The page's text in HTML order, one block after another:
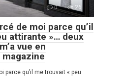
0 26
de moi parce qu’il
attirante »… deux
vue en
magazine
parce qu’il me trouvait « peu